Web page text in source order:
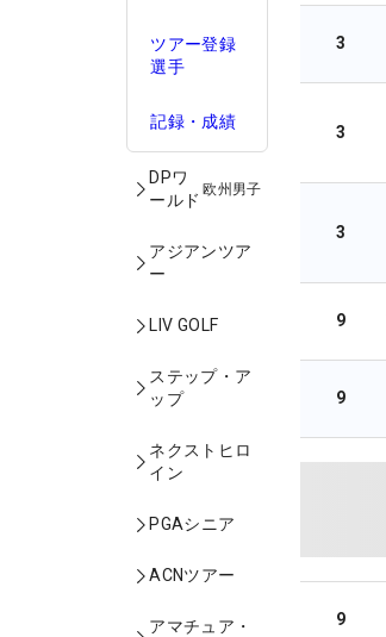
ツアー登録
選手
記録・成績
DPワ
ールド
欧州男子
アジアンツア
ー
LIV GOLF
ステップ・ア
ップ
ネクストヒロ
イン
PGAシニア
ACNツアー
アマチュア・
3
3
3
9
9
9